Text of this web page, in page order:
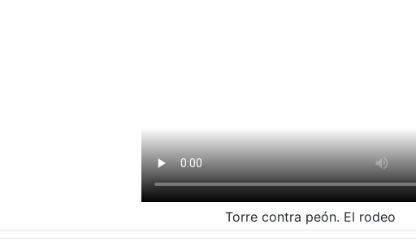
Torre contra peón. El rodeo